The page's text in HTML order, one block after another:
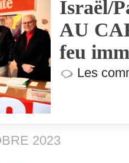
Israël/
AU
feu
Les
2023